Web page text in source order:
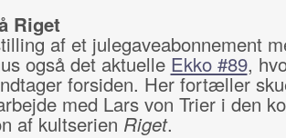
Riget
af et julegaveabonnement
også det aktuelle Ekko #89,
forsiden. Her fortæller
med Lars von Trier i den
af kultserien Riget.